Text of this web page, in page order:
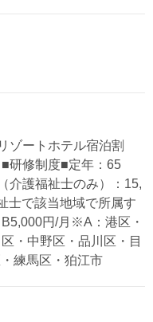
ゾートホテル宿泊割
研修制度■定年：65
護福祉士のみ）：15,
士で該当地域で所属す
円/月※A：港区・
・中野区・品川区・目
練馬区・狛江市